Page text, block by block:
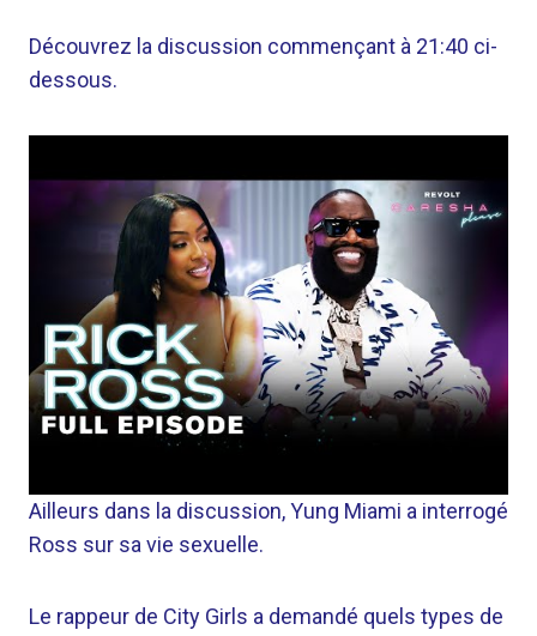
Découvrez la discussion commençant à 21:40 ci-
dessous.
Ailleurs dans la discussion, Yung Miami a interrogé
Ross sur sa vie sexuelle.
Le rappeur de City Girls a demandé quels types de